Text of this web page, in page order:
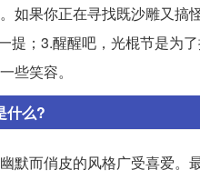
如果你正在寻找既沙雕又
提；3.醒醒吧，光棍节是为
些笑容。
什么?
默而俏皮的风格广受喜爱。